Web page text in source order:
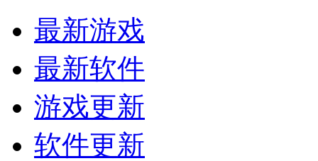
最新游戏
最新软件
游戏更新
软件更新